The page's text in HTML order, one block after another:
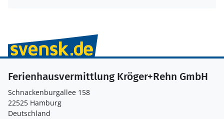
Ferienhausvermittlung Kröger+Rehn GmbH
Schnackenburgallee 158
22525 Hamburg
Deutschland